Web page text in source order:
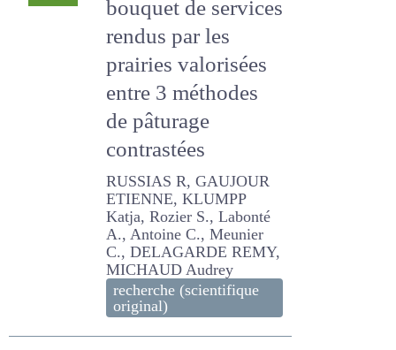
Comparaison d’un
bouquet de
services rendus
par les prairies
valorisées entre 3
méthodes de
pâturage
contrastées
RUSSIAS R, GAUJOUR
ETIENNE, KLUMPP Katja,
Rozier S., Labonté A.,
Antoine C., Meunier C.,
DELAGARDE REMY,
MICHAUD Audrey